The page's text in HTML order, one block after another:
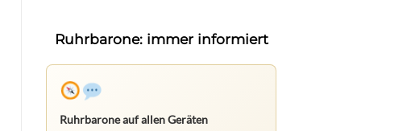
Ruhrbarone: immer informiert
Ruhrbarone auf allen Geräten